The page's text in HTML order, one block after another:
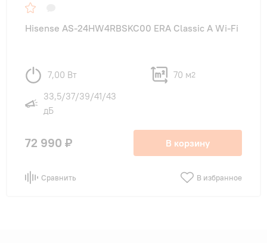
Hisense AS-24HW4RBSKC00 ERA Classic A Wi-Fi
7,00 Вт 70 м2
33,5/37/39/41/43
дБ
72 990 ₽ В корзину
Сравнить В избранное